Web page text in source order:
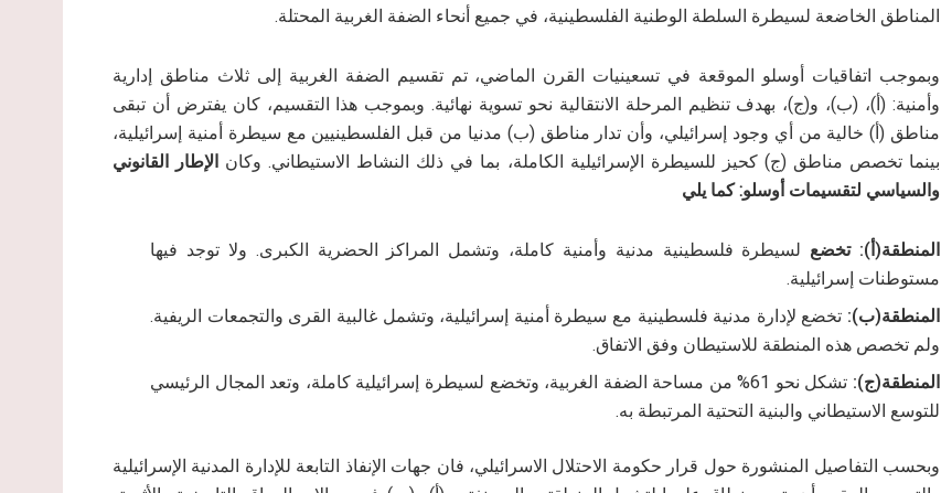
المناطق الخاضعة لسيطرة السلطة الوطنية الفلسطينية، في جميع أنحاء الضفة الغربية المحتلة.
وبموجب اتفاقيات أوسلو الموقعة في تسعينيات القرن الماضي، تم تقسيم الضفة الغربية إلى ثلاث مناطق إدارية
وأمنية: (أ)، (ب)، و(ج)، بهدف تنظيم المرحلة الانتقالية نحو تسوية نهائية. وبموجب هذا التقسيم، كان يفترض أن تبقى
مناطق (أ) خالية من أي وجود إسرائيلي، وأن تدار مناطق (ب) مدنيا من قبل الفلسطينيين مع سيطرة أمنية إسرائيلية،
بينما تخصص مناطق (ج) كحيز للسيطرة الإسرائيلية الكاملة، بما في ذلك النشاط الاستيطاني. وكان الإطار القانوني
والسياسي لتقسيمات أوسلو: كما يلي
المنطقة(أ): تخضع لسيطرة فلسطينية مدنية وأمنية كاملة، وتشمل المراكز الحضرية الكبرى. ولا توجد فيها
مستوطنات إسرائيلية.
المنطقة(ب): تخضع لإدارة مدنية فلسطينية مع سيطرة أمنية إسرائيلية، وتشمل غالبية القرى والتجمعات الريفية.
ولم تخصص هذه المنطقة للاستيطان وفق الاتفاق.
المنطقة(ج):
تشكل نحو 61% من مساحة الضفة الغربية، وتخضع لسيطرة إسرائيلية كاملة، وتعد المجال الرئيسي
للتوسع الاستيطاني والبنية التحتية المرتبطة به.
وبحسب التفاصيل المنشورة حول قرار حكومة الاحتلال الاسرائيلي، فان جهات الإنفاذ التابعة للإدارة المدنية الإسرائيلية